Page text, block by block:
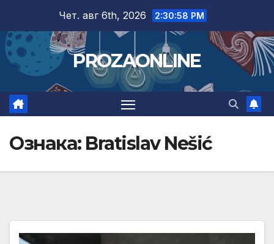
content
Чет. авг 6th, 2026 2:30:58 PM
PROZAONLINE
Ознака: Bratislav Nešić